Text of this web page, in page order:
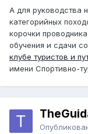
А для руководства
категорийных
корочки
обучения и сдачи
клубе туристов и
имени Спортивно-